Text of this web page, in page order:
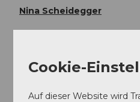
Nina Scheidegger
Cookie-
Auf dieser Website wird